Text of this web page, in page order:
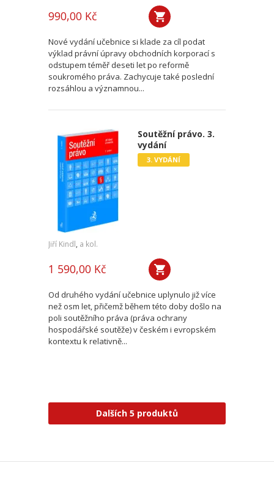
990,00 Kč
Nové vydání učebnice si klade za cíl podat
výklad právní úpravy obchodních korporací s
odstupem téměř deseti let po reformě
soukromého práva. Zachycuje také poslední
rozsáhlou a významnou...
Soutěžní právo. 3.
vydání
3. VYDÁNÍ
Jiří Kindl, a kol.
1 590,00 Kč
Od druhého vydání učebnice uplynulo již více
než osm let, přičemž během této doby došlo na
poli soutěžního práva (práva ochrany
hospodářské soutěže) v českém i evropském
kontextu k relativně...
Dalších 5 produktů